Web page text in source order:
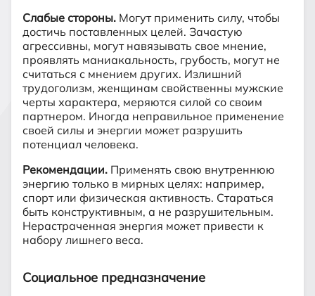
Слабые стороны. Могут применить силу, чтобы
достичь поставленных целей. Зачастую
агрессивны, могут навязывать свое мнение,
проявлять маниакальность, грубость, могут не
считаться с мнением других. Излишний
трудоголизм, женщинам свойственны мужские
черты характера, меряются силой со своим
партнером. Иногда неправильное применение
своей силы и энергии может разрушить
потенциал человека.
Рекомендации. Применять свою внутреннюю
энергию только в мирных целях: например,
спорт или физическая активность. Стараться
быть конструктивным, а не разрушительным.
Нерастраченная энергия может привести к
набору лишнего веса.
Социальное предназначение